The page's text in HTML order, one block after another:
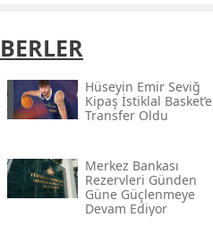
Hüseyin Emir Seviğ
Kipaş İstiklal Basket’e
Transfer Oldu
Merkez Bankası
Rezervleri Günden
Güne Güçlenmeye
Devam Ediyor